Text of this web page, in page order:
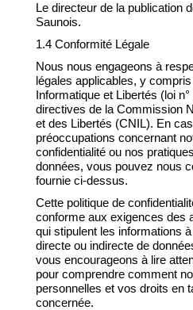
Le directeur de la publication
Saunois.
1.4 Conformité Légale
Nous nous engageons à
légales applicables, y
Informatique et Libertés (loi
directives de la Commission
et des Libertés (CNIL). En
préoccupations concernant
confidentialité ou nos
données, vous pouvez nous
fournie ci-dessus.
Cette politique de
conforme aux exigences des
qui stipulent les informations
directe ou indirecte de
vous encourageons à lire
pour comprendre comment
personnelles et vos droits en
concernée.